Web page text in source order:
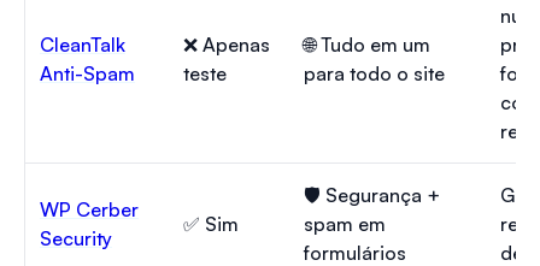
CleanTalk
Anti-Spam
❌ Apenas
teste
🌐 Tudo em um
para todo o site
WP Cerber
Security
✅ Sim
🛡️ Segurança +
spam em
formulários